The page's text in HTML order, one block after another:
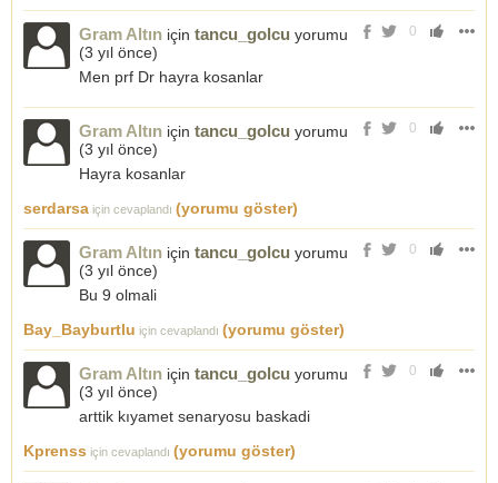
0
Gram Altın için tancu_golcu yorumu
(3 yıl önce)
Men prf Dr hayra kosanlar
0
Gram Altın için tancu_golcu yorumu
(3 yıl önce)
Hayra kosanlar
serdarsa için cevaplandı (yorumu göster)
0
Gram Altın için tancu_golcu yorumu
(3 yıl önce)
Bu 9 olmali
Bay_Bayburtlu için cevaplandı (yorumu göster)
0
Gram Altın için tancu_golcu yorumu
(3 yıl önce)
arttik kıyamet senaryosu baskadi
Kprenss için cevaplandı (yorumu göster)